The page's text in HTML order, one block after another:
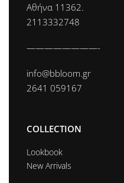
Αθήνα 11362.
2113332748
————————-
info@bbloom.gr
2641 059167
COLLECTION
Lookbook
New Arrivals